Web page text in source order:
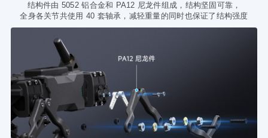
结构件由 5052 铝合金和 PA12 尼龙件组成，结构坚固可靠，
全身各关节共使用 40 套轴承，减轻重量的同时也保证了结构强度